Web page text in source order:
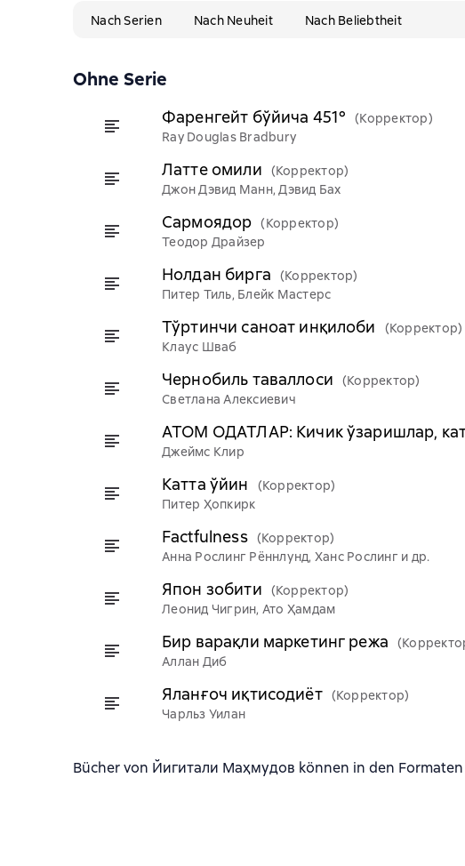
Nach Serien Nach Neuheit Nach Beliebtheit
Ohne Serie
Фаренгейт бўйича 451º
(Корректор)
Ray Douglas Bradbury
Латте омили
(Корректор)
Джон Дэвид Манн, Дэвид Бах
Сармоядор (Корректор)
Теодор Драйзер
Нолдан бирга
(Корректор)
Питер Тиль, Блейк Мастерс
Тўртинчи саноат инқилоби
(Корректор)
Клаус Шваб
Чернобиль таваллоси
(Корректор)
Светлана Алексиевич
АТОМ ОДАТЛАР: Кичик ўзаришлар,
Джеймс Клир
Катта ўйин
(Корректор)
Питер Ҳопкирк
Factfulness (Корректор)
Анна Рослинг Рённлунд, Ханс Рослинг и др.
Япон зобити
(Корректор)
Леонид Чигрин, Ато Ҳамдам
Бир варақли маркетинг режа
Аллан Диб
Яланғоч иқтисодиёт (Корректор)
Чарльз Уилан
Bücher von Йигитали Маҳмудов können in den